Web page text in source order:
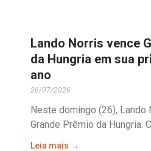
Lando Norris vence
da Hungria em sua
ano
26/07/2026
Neste domingo (26), Lando
Grande Prêmio da Hungria.
Leia mais →